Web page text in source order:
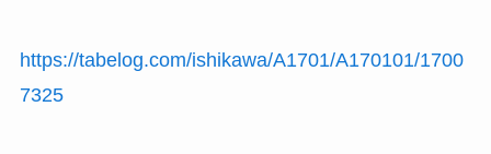
https://tabelog.com/ishikawa/A1701/A170101/1700
7325